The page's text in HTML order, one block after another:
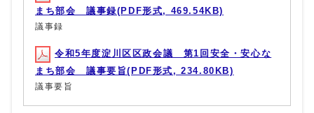
まち部会 議事録(PDF形式, 469.54KB)
議事録
令和5年度淀川区区政会議 第1回安全・安心な
まち部会 議事要旨(PDF形式, 234.80KB)
議事要旨